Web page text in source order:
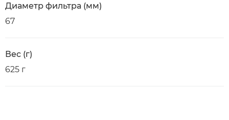
Диаметр фильтра (мм)
67
Вес (г)
625 г